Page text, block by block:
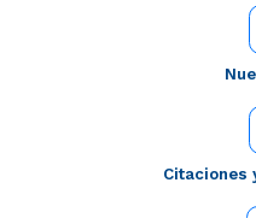
Citaciones